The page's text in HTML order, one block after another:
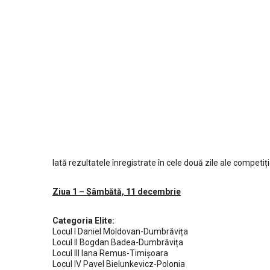
Iată rezultatele înregistrate în cele două zile ale
Ziua 1 – Sâmbătă, 11 decembrie
Categoria Elite:
Locul I Daniel Moldovan-Dumbrăvița
Locul II Bogdan Badea-Dumbrăvița
Locul III Iana Remus-Timișoara
Locul IV Pavel Bielunkevicz-Polonia